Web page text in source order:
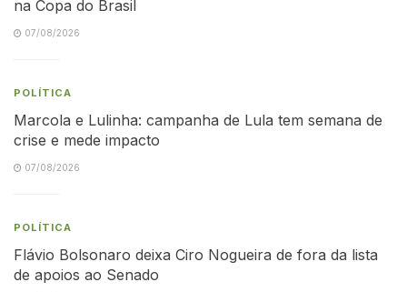
na Copa do Brasil
07/08/2026
POLÍTICA
Marcola e Lulinha: campanha de Lula tem semana de
crise e mede impacto
07/08/2026
POLÍTICA
Flávio Bolsonaro deixa Ciro Nogueira de fora da lista
de apoios ao Senado